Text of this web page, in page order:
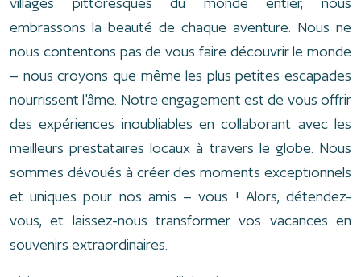
embrassons la beauté de chaque aventure. Nous ne
nous contentons pas de vous faire découvrir le monde
– nous croyons que même les plus petites escapades
nourrissent l'âme. Notre engagement est de vous offrir
des expériences inoubliables en collaborant avec les
meilleurs prestataires locaux à travers le globe. Nous
sommes dévoués à créer des moments exceptionnels
et uniques pour nos amis – vous ! Alors, détendez-
vous, et laissez-nous transformer vos vacances en
souvenirs extraordinaires.